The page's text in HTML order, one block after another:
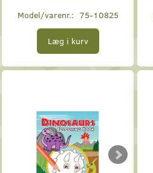
Model/varenr.: 75-10825
Læg i kurv